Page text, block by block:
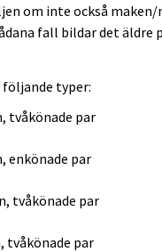
om inte också maken/
fall bildar det äldre
följande typer:
tvåkönade par
enkönade par
tvåkönade par
tvåkönade par